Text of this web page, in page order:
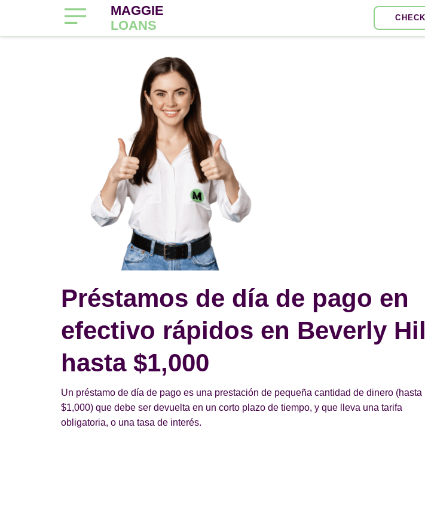
MAGGIE
LOANS
Préstamos de día de pago en
efectivo rápidos en Beverly
hasta $1,000
Un préstamo de día de pago es una prestación de pequeña cantidad de dinero (hasta
$1,000) que debe ser devuelta en un corto plazo de tiempo, y que lleva una tarifa
obligatoria, o una tasa de interés.